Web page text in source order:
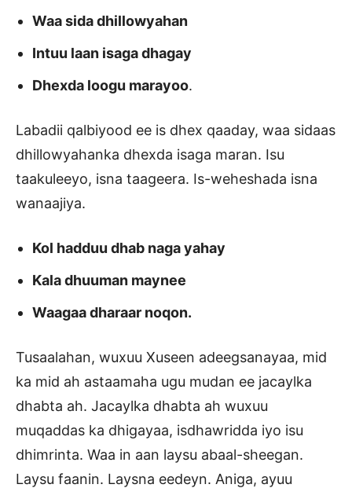
Waa sida dhillowyahan
Intuu laan isaga dhagay
Dhexda loogu marayoo.
Labadii qalbiyood ee is dhex qaaday, waa sidaas
dhillowyahanka dhexda isaga maran. Isu
taakuleeyo, isna taageera. Is-weheshada isna
wanaajiya.
Kol hadduu dhab naga yahay
Kala dhuuman maynee
Waagaa dharaar noqon.
Tusaalahan, wuxuu Xuseen adeegsanayaa, mid
ka mid ah astaamaha ugu mudan ee jacaylka
dhabta ah. Jacaylka dhabta ah wuxuu
muqaddas ka dhigayaa, isdhawridda iyo isu
dhimrinta. Waa in aan laysu abaal-sheegan.
Laysu faanin. Laysna eedeyn. Aniga, ayuu